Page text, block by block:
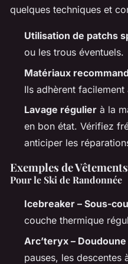
quelques techniques et
Utilisation de patchs
ou les trous éventuels.
Matériaux
Ils adhèrent
Lavage régulier à la
en bon état. Vérifiez
anticiper les
Exemples de
Pour le Ski de Randonnée
Icebreaker – Sous-
couche thermique
Arc’teryx –
pauses, les descentes